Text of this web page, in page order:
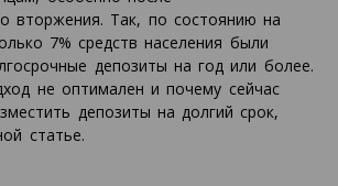
вторжения. Так, по состоянию на
7% средств населения были
депозиты на год или более.
не оптимален и почему сейчас
депозиты на долгий срок,
статье.